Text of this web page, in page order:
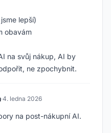
lepší)
obavám
na svůj nákup, AI by
ne zpochybnit.
·4. ledna 2026
na post-nákupní AI.